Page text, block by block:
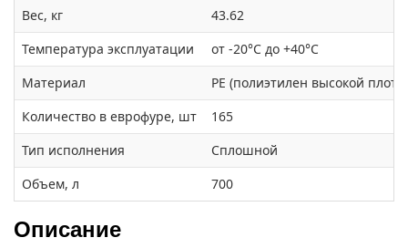
Вес, кг
43.62
Температура эксплуатации
от -20°С до +40°С
Материал
PE (полиэтилен высокой
Количество в еврофуре, шт
165
Тип исполнения
Сплошной
Объем, л
700
Описание